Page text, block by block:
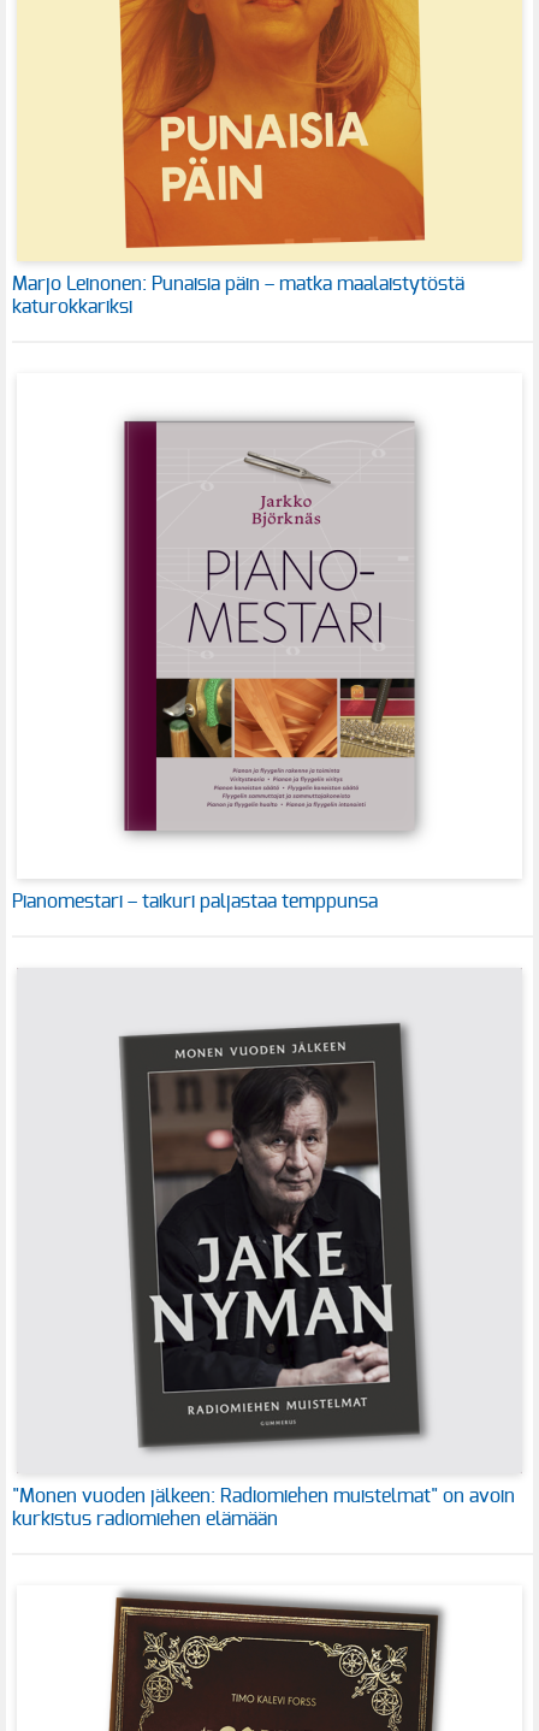
Marjo Leinonen: Punaisia päin – matka maalaistytöstä
katurokkariksi
Pianomestari – taikuri paljastaa temppunsa
"Monen vuoden jälkeen: Radiomiehen muistelmat" on avoin
kurkistus radiomiehen elämään